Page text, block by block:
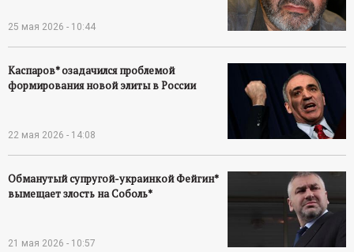
25 мая 2026 - 10:44
Каспаров* озадачился проблемой
формирования новой элиты в России
22 мая 2026 - 14:08
Обманутый супругой-украинкой Фейгин*
вымещает злость на Соболь*
21 мая 2026 - 10:57